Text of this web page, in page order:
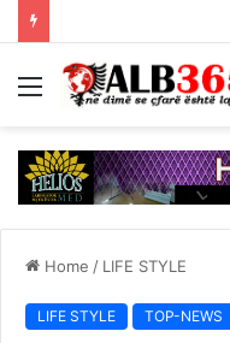
Menu
Home / LIFE STYLE
LIFE STYLE TOP-NEWS